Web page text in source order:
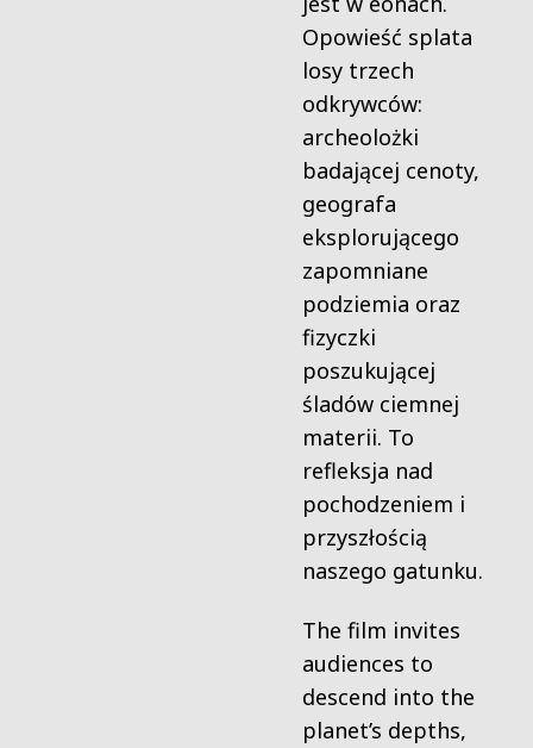
Opowieść splata
losy trzech
odkrywców:
archeolożki
badającej cenoty,
geografa
eksplorującego
zapomniane
podziemia oraz
fizyczki
poszukującej
śladów ciemnej
materii. To
refleksja nad
pochodzeniem i
przyszłością
naszego gatunku.
The film invites
audiences to
descend into the
planet’s depths,